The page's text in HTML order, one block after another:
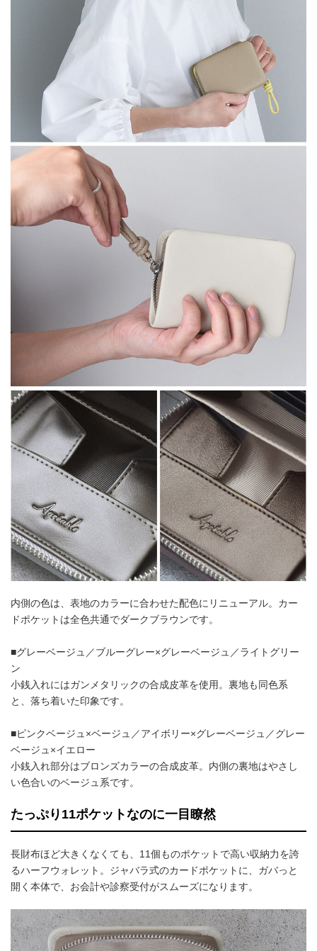
内側の色は、表地のカラーに合わせた配色にリニューアル。カー
ドポケットは全色共通でダークブラウンです。
■グレーベージュ／ブルーグレー×グレーベージュ／ライトグリー
ン
小銭入れにはガンメタリックの合成皮革を使用。裏地も同色系
と、落ち着いた印象です。
■ピンクベージュ×ベージュ／アイボリー×グレーベージュ／グレー
ベージュ×イエロー
小銭入れ部分はブロンズカラーの合成皮革。内側の裏地はやさし
い色合いのベージュ系です。
たっぷり11ポケットなのに一目瞭然
長財布ほど大きくなくても、11個ものポケットで高い収納力を誇
るハーフウォレット。ジャバラ式のカードポケットに、ガバっと
開く本体で、お会計や診察受付がスムーズになります。